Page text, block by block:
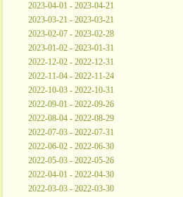
2023-04-01 - 2023-04-21
2023-03-21 - 2023-03-21
2023-02-07 - 2023-02-28
2023-01-02 - 2023-01-31
2022-12-02 - 2022-12-31
2022-11-04 - 2022-11-24
2022-10-03 - 2022-10-31
2022-09-01 - 2022-09-26
2022-08-04 - 2022-08-29
2022-07-03 - 2022-07-31
2022-06-02 - 2022-06-30
2022-05-03 - 2022-05-26
2022-04-01 - 2022-04-30
2022-03-03 - 2022-03-30